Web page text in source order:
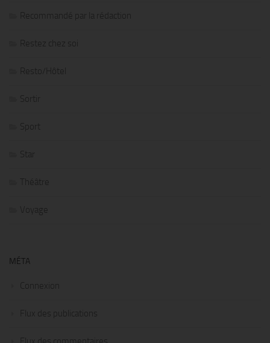
Recommandé par la rédaction
Restez chez soi
Resto/Hôtel
Sortir
Sport
Star
Théâtre
Voyage
MÉTA
Connexion
Flux des publications